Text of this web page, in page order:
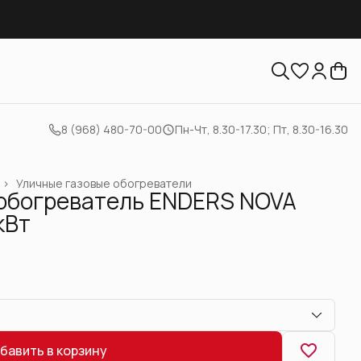
8 (968) 480-70-00 Пн-Чт, 8.30-17.30; Пт, 8.30-16.30
Уличные газовые обогреватели
›
ENDERS NOVA
в корзину